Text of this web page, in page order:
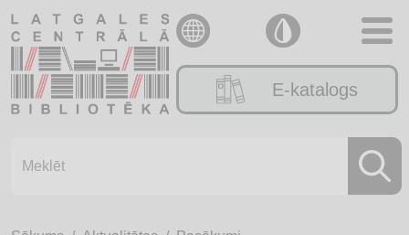
E-katalogs